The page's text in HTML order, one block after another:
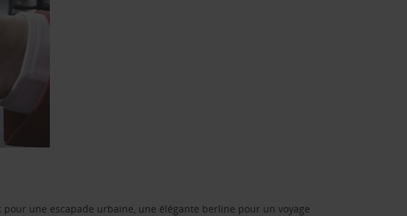
une escapade urbaine, une élégante berline pour un voyage